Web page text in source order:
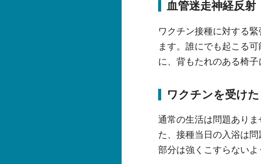
血管迷走神経反射
ワクチン接種に対する
ます。誰にでも起こる
に、背もたれのある椅子
ワクチンを受け
通常の生活は問題あり
た、接種当日の入浴は
部分は強くこすらないよ